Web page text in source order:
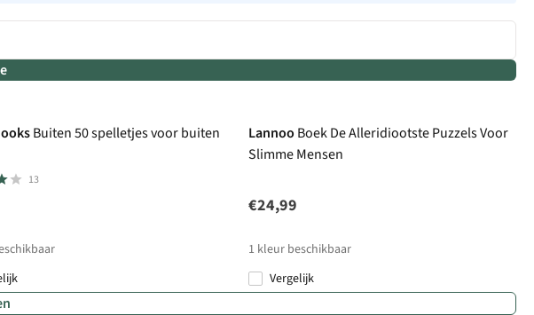
Buiten 50 spelletjes voor buiten
13
Lannoo Boek De Alleridiootste Puzzels Voor
Slimme Mensen
€24,99
1 kleur beschikbaar
Vergelijk